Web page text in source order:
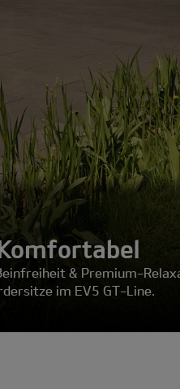
& Premium-
im EV5 GT-Line.